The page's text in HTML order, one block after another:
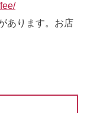
あります。お店